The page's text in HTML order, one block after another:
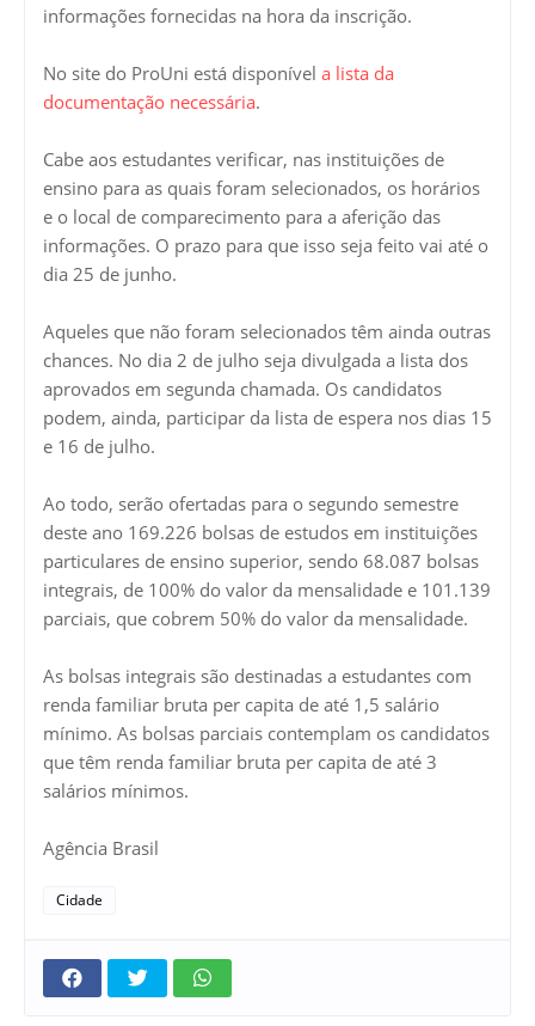
informações fornecidas na hora da inscrição.
No site do ProUni está disponível a lista da
documentação necessária.
Cabe aos estudantes verificar, nas instituições de
ensino para as quais foram selecionados, os horários
e o local de comparecimento para a aferição das
informações. O prazo para que isso seja feito vai até o
dia 25 de junho.
Aqueles que não foram selecionados têm ainda outras
chances. No dia 2 de julho seja divulgada a lista dos
aprovados em segunda chamada. Os candidatos
podem, ainda, participar da lista de espera nos dias 15
e 16 de julho.
Ao todo, serão ofertadas para o segundo semestre
deste ano 169.226 bolsas de estudos em instituições
particulares de ensino superior, sendo 68.087 bolsas
integrais, de 100% do valor da mensalidade e 101.139
parciais, que cobrem 50% do valor da mensalidade.
As bolsas integrais são destinadas a estudantes com
renda familiar bruta per capita de até 1,5 salário
mínimo. As bolsas parciais contemplam os candidatos
que têm renda familiar bruta per capita de até 3
salários mínimos.
Agência Brasil
Cidade